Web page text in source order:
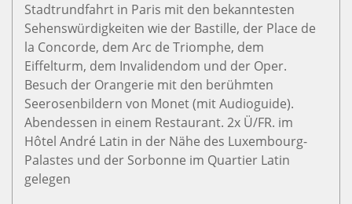
Stadtrundfahrt in Paris mit den bekanntesten
Sehenswürdigkeiten wie der Bastille, der Place de
la Concorde, dem Arc de Triomphe, dem
Eiffelturm, dem Invalidendom und der Oper.
Besuch der Orangerie mit den berühmten
Seerosenbildern von Monet (mit Audioguide).
Abendessen in einem Restaurant. 2x Ü/FR. im
Hôtel André Latin in der Nähe des Luxembourg-
Palastes und der Sorbonne im Quartier Latin
gelegen